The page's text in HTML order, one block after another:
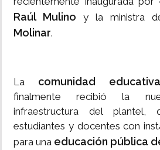
Raúl Mulino y la ministra
Molinar.
La comunidad
finalmente recibió la
infraestructura del plantel,
estudiantes y docentes con
para una educación pública